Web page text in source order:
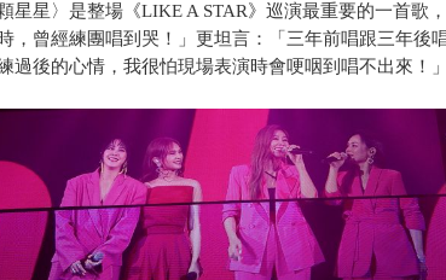
顆星星〉是整場《LIKE A STAR》巡演最重要的一首歌
，曾經練團唱到哭！」更坦言：「三年前唱跟三年後
過後的心情，我很怕現場表演時會哽咽到唱不出來！」